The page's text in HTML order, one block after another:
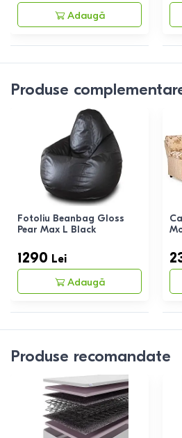
Adaugă
Produse
Fotoliu Beanbag Gloss
Pear Max L Black
1290 Lei
Adaugă
Produse recomandate